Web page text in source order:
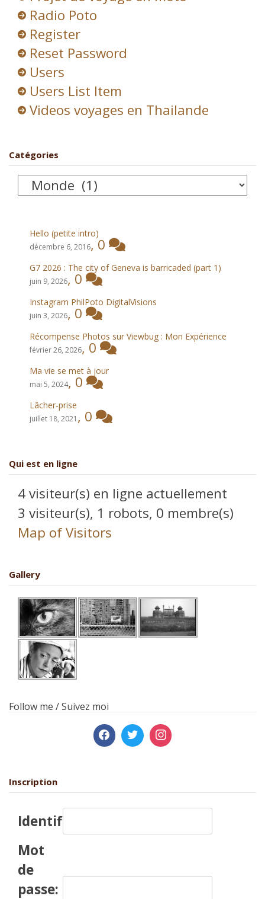
Radio Poto
Register
Reset Password
Users
Users List Item
Videos voyages en Thailande
Catégories
Catégories
Hello (petite intro)
décembre 6, 2016,0
G7 2026 : The city of Geneva is barricaded (part 1)
juin 9, 2026, 0
Instagram PhilPoto DigitalVisions
juin 3, 2026, 0
Récompense Photos sur Viewbug : Mon Expérience
février 26, 2026, 0
Ma vie se met à jour
mai 5, 2024, 0
Lâcher-prise
juillet 18, 2021 , 0
Qui est en ligne
4 visiteur(s) en ligne actuellement
3 visiteur(s), 1 robots, 0 membre(s)
Map of Visitors
Gallery
Follow me / Suivez moi
Inscription
Identifiant:
Mot
de
passe: